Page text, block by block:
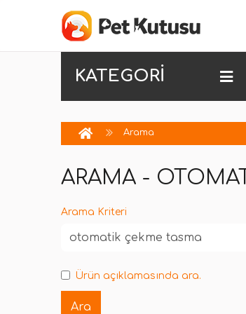
KATEGORİ
Arama
ARAMA -
Arama Kriteri
Ürün açıklamasında ara.